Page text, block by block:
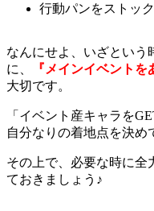
行動パンをストッ
なんにせよ、いざという
に、
『メインイベントを
大切です。
「イベント産キャラを
自分なりの着地点を決め
その上で、必要な時に全
ておきましょう♪